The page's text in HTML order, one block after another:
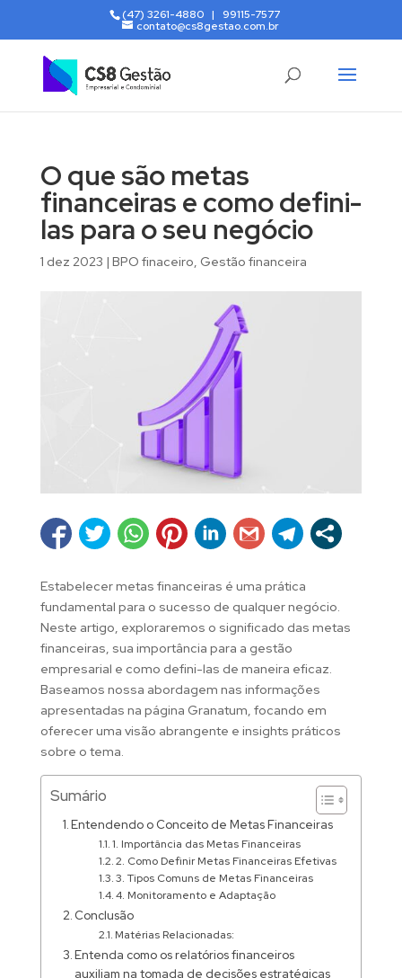
(47) 3261-4880 | 99115-7577
contato@cs8gestao.com.br
O que são metas
financeiras e como defini-
las para o seu negócio
1 dez 2023 | BPO finaceiro, Gestão financeira
Estabelecer metas financeiras é uma prática
fundamental para o sucesso de qualquer negócio.
Neste artigo, exploraremos o significado das metas
financeiras, sua importância para a gestão
empresarial e como defini-las de maneira eficaz.
Baseamos nossa abordagem nas informações
apresentadas na página Granatum, focando em
oferecer uma visão abrangente e insights práticos
sobre o tema.
Sumário
Entendendo o Conceito de Metas Financeiras
1. Importância das Metas Financeiras
2. Como Definir Metas Financeiras Efetivas
3. Tipos Comuns de Metas Financeiras
4. Monitoramento e Adaptação
Conclusão
Matérias Relacionadas:
Entenda como os relatórios financeiros
auxiliam na tomada de decisões estratégicas